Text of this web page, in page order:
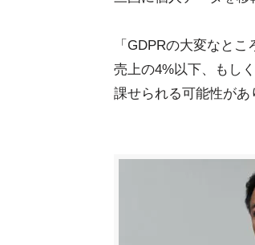
「GDPRの大変なと
売上の4%以下、もし
課せられる可能性があ